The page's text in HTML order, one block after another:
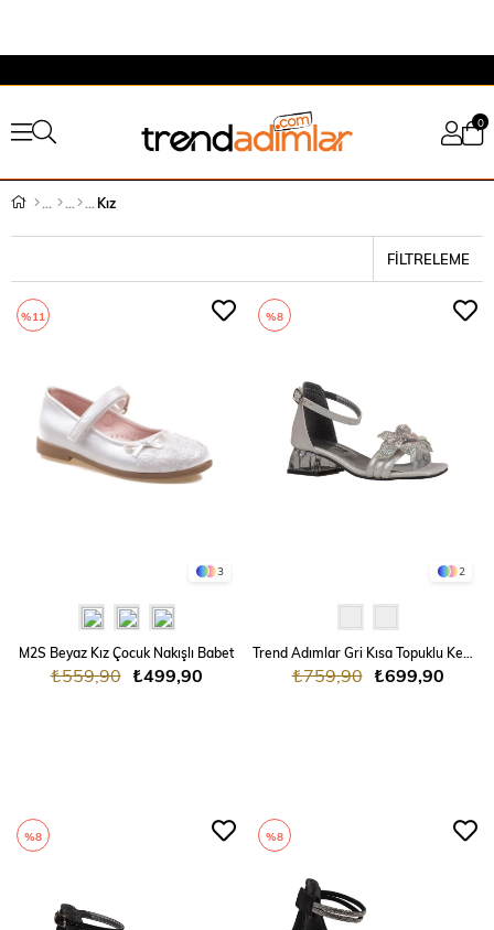
0
Kız
FILTRELEME
3
M2S Beyaz Kız Çocuk Nakışlı Babet
₺499,90
₺559,90
%11
2
₺699,90
₺759,90
%8
%8 %8